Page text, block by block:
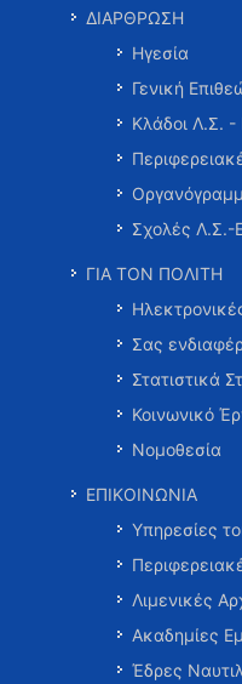
ΔΙΑΡΘΡΩΣΗ
Ηγεσία
Γενική
Κλάδοι Λ.Σ.
Σχολές Λ.Σ.-
ΓΙΑ ΤΟΝ ΠΟΛΙΤΗ
Σας
Στατιστικά
Κοινωνικό
Νομοθεσία
ΕΠΙΚΟΙΝΩΝΙΑ
Υπηρεσίες
Λιμενικές
Ακαδημίες
Έδρες